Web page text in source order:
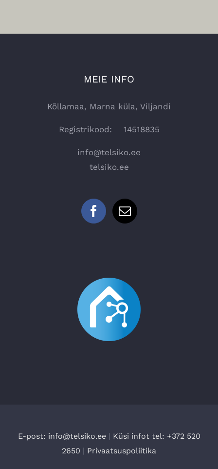
MEIE INFO
Kõllamaa, Marna küla, Viljandi
Registrikood: 14518835
info@telsiko.ee
telsiko.ee
E-post: info@telsiko.ee| Küsi infot tel: +372 520
2650 | Privaatsuspoliitika